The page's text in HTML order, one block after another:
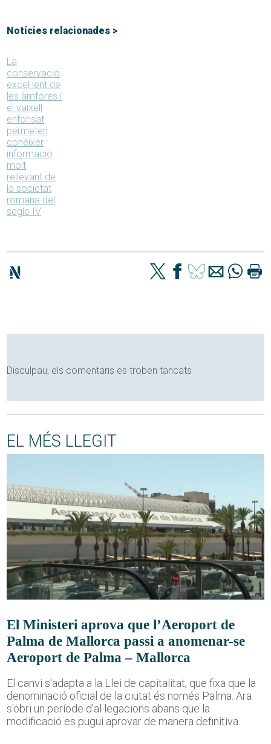
Notícies relacionades >
La
conservació
excel·lent de
les àmfores i
el vaixell
enfonsat
permeten
conèixer
informació
molt
rellevant de
la societat
romana del
segle IV
Disculpau, els comentaris es troben tancats
EL MÉS LLEGIT
El Ministeri aprova que l’Aeroport de
Palma de Mallorca passi a anomenar-se
Aeroport de Palma – Mallorca
El canvi s'adapta a la Llei de capitalitat, que fixa que la
denominació oficial de la ciutat és només Palma. Ara
s'obri un període d'al·legacions abans que la
modificació es pugui aprovar de manera definitiva.